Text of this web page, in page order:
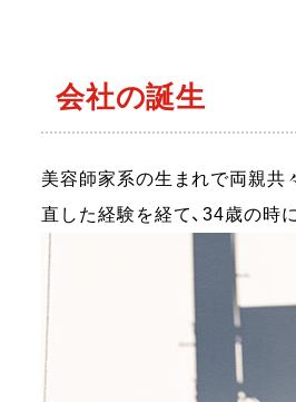
会社の誕生
美容師家系の生まれで両親共
直した経験を経て、34歳の時